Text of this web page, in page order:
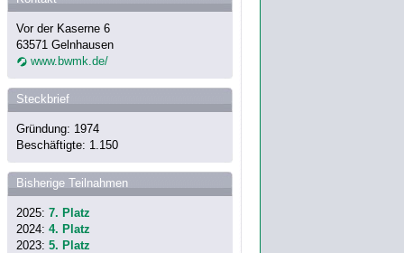
Vor der Kaserne 6
63571 Gelnhausen
www.bwmk.de/
Steckbrief
Gründung: 1974
Beschäftigte: 1.150
Bisherige Teilnahmen
2025: 7. Platz
2024: 4. Platz
2023: 5. Platz